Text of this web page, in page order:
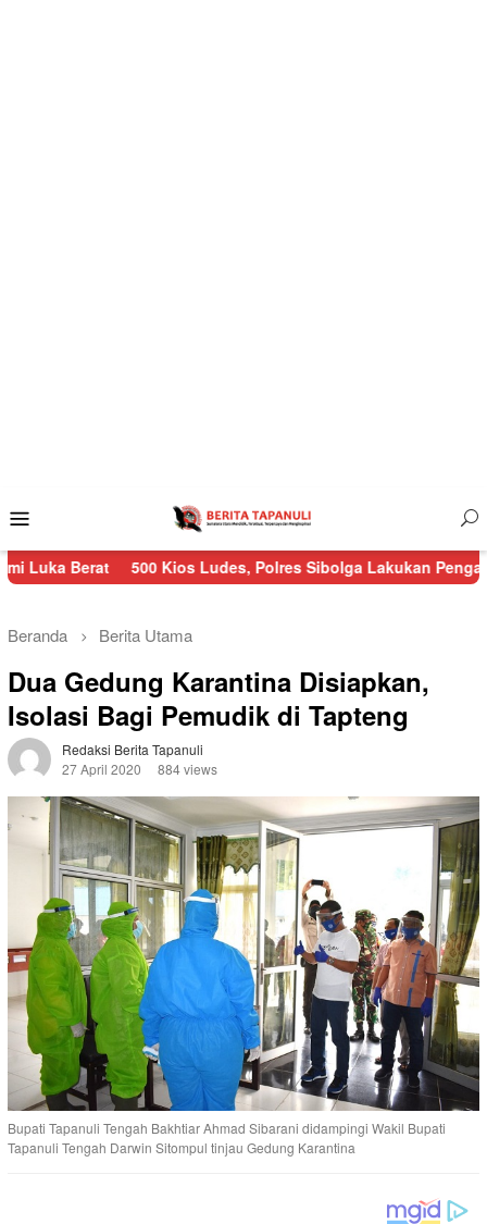
Mobile
500 Kios Ludes, Polres Sibolga Lakukan Pengamanan
Beranda Berita Utama
Dua Gedung Karantina Disiapkan,
Isolasi Bagi Pemudik di Tapteng
Redaksi Berita Tapanuli
27 April 2020
884 views
Bupati Tapanuli Tengah Bakhtiar Ahmad Sibarani didampingi Wakil Bupati
Tapanuli Tengah Darwin Sitompul tinjau Gedung Karantina